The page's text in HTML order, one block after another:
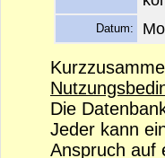
Datum:
Die
Jeder kann
Anspruch auf